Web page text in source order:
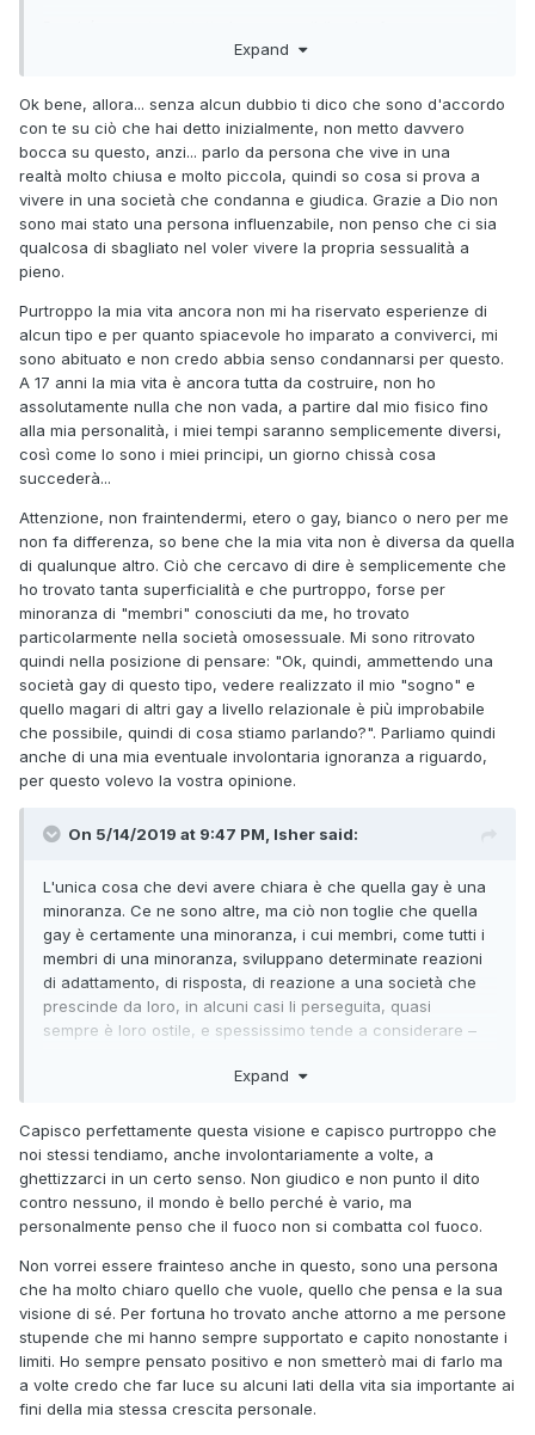
quotidianamente gli eterosessuali tra di loro
violentare i figli o spaccare loro la testa a martellate
nessunomette in dubbio che che meritino di avere una
famiglia o di baciarsi in pubblico.
Tu invece sei stato spinto a pensare da questo società
omofoba che cose assolutamente innocue
- come fare ogni sera un pompino a un ragazzo diverso,
per esempio - siano colpe gravissime
che in qualche modo giustificano il disinteresse o l'ostilità
verso battaglie di civilità.
Ovviamente è spiacevole che tu non abbia ancora trovato
un fidanzato e degli amici gay di cui fidarti
e non posso che sperare che la cosa si risolva presto nel
migliore dei modi;
ma non stai sperimentando nulla di diverso rispetto a quello
che sperimentano i tuoi coetanei etero.
Expand
Ok bene, allora... senza alcun dubbio ti dico che sono d'accordo
con te su ciò che hai detto inizialmente, non metto davvero
bocca su questo, anzi... parlo da persona che vive in una
realtà molto chiusa e molto piccola, quindi so cosa si prova a
vivere in una società che condanna e giudica. Grazie a Dio non
sono mai stato una persona influenzabile, non penso che ci sia
qualcosa di sbagliato nel voler vivere la propria sessualità a
pieno.
Purtroppo la mia vita ancora non mi ha riservato esperienze di
alcun tipo e per quanto spiacevole ho imparato a conviverci, mi
sono abituato e non credo abbia senso condannarsi per questo.
A 17 anni la mia vita è ancora tutta da costruire, non ho
assolutamente nulla che non vada, a partire dal mio fisico fino
alla mia personalità, i miei tempi saranno semplicemente diversi,
così come lo sono i miei principi, un giorno chissà cosa
succederà...
Attenzione, non fraintendermi, etero o gay, bianco o nero per me
non fa differenza, so bene che la mia vita non è diversa da quella
di qualunque altro. Ciò che cercavo di dire è semplicemente che
ho trovato tanta superficialità e che purtroppo, forse per
minoranza di "membri" conosciuti da me, ho trovato
particolarmente nella società omosessuale. Mi sono ritrovato
quindi nella posizione di pensare: "Ok, quindi, ammettendo una
società gay di questo tipo, vedere realizzato il mio "sogno" e
quello magari di altri gay a livello relazionale è più improbabile
che possibile, quindi di cosa stiamo parlando?". Parliamo quindi
anche di una mia eventuale involontaria ignoranza a riguardo,
per questo volevo la vostra opinione.
On 5/14/2019 at 9:47 PM, Isher said:
L'unica cosa che devi avere chiara è che quella gay è una
minoranza. Ce ne sono altre, ma ciò non toglie che quella
gay è certamente una minoranza, i cui membri, come tutti i
membri di una minoranza, sviluppano determinate reazioni
di adattamento, di risposta, di reazione a una società che
prescinde da loro, in alcuni casi li perseguita, quasi
sempre è loro ostile, e spessissimo tende a considerare –
l'essere omosessuale una connotazione che 'sarebbe
varietà di reazioni che ciò determina in noi gay. Per questo
non è possibile aspettarsi una reazione univoca,
o, semplicemente, di essere 'accolto a braccia aperte',
come tu speravi. Basta pensare che in ogni minoranza
esiste, ad esempio, il cosiddettoodio di sé, per inconscio
identità, nella giustezza delle tue rivendicazioni, nel tuo
sacrosanto diritto di essere felice. Cerca le persone che ti
sono affini, come del resto tutti (quale che sia il loro
orientamento sessuale, i loro gusti di qualunque natura, le
loro idee in qualsivoglia campo) fanno. Sei giovane, pensa
positivo, vivi e naturalmente proteggiti, come fanno tutti.
Expand
Capisco perfettamente questa visione e capisco purtroppo che
noi stessi tendiamo, anche involontariamente a volte, a
ghettizzarci in un certo senso. Non giudico e non punto il dito
contro nessuno, il mondo è bello perché è vario, ma
personalmente penso che il fuoco non si combatta col fuoco.
Non vorrei essere frainteso anche in questo, sono una persona
che ha molto chiaro quello che vuole, quello che pensa e la sua
visione di sé. Per fortuna ho trovato anche attorno a me persone
stupende che mi hanno sempre supportato e capito nonostante i
limiti. Ho sempre pensato positivo e non smetterò mai di farlo ma
a volte credo che far luce su alcuni lati della vita sia importante ai
fini della mia stessa crescita personale.